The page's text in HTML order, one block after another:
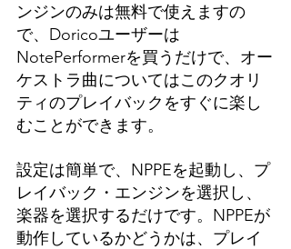
ンジンのみは無料で使えますの
で、Doricoユーザーは
NotePerformerを買うだけで、オー
ケストラ曲についてはこのクオリ
ティのプレイバックをすぐに楽し
むことができます。
設定は簡単で、NPPEを起動し、プ
レイバック・エンジンを選択し、
楽器を選択するだけです。NPPEが
動作しているかどうかは、プレイ